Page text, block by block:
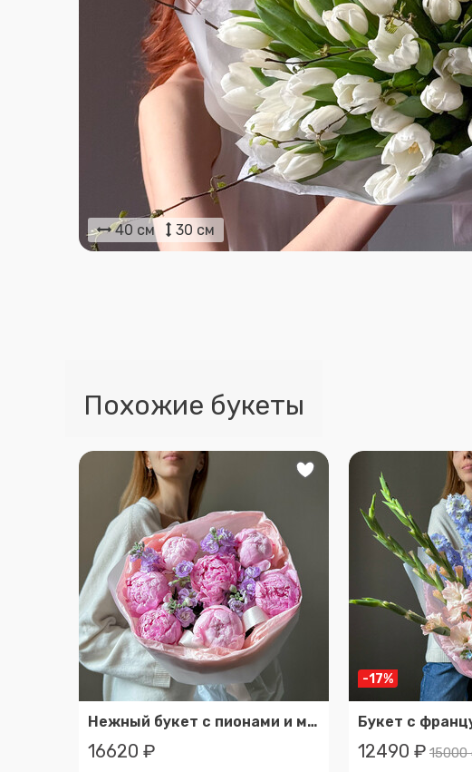
40 см 30 см
Похожие букеты
Нежный букет с пионами и маттиолой
16620 ₽
-17%
12490 ₽ 15000